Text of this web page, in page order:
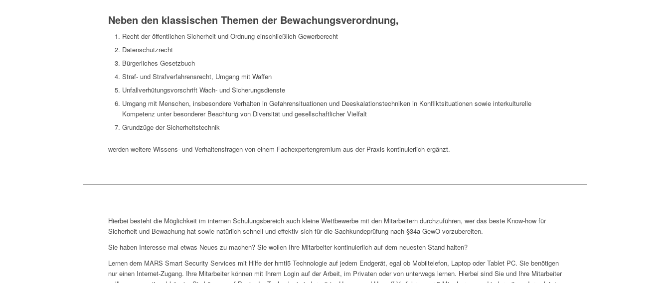
Neben den klassischen Themen der Bewachungsverordnung,
Recht der öffentlichen Sicherheit und Ordnung einschließlich Gewerberecht
Datenschutzrecht
Bürgerliches Gesetzbuch
Straf- und Strafverfahrensrecht, Umgang mit Waffen
Unfallverhütungsvorschrift Wach- und Sicherungsdienste
Umgang mit Menschen, insbesondere Verhalten in Gefahrensituationen und Deeskalationstechniken in Konfliktsituationen sowie interkulturelle
Kompetenz unter besonderer Beachtung von Diversität und gesellschaftlicher Vielfalt
Grundzüge der Sicherheitstechnik
werden weitere Wissens- und Verhaltensfragen von einem Fachexpertengremium aus der Praxis kontinuierlich ergänzt.
Hierbei besteht die Möglichkeit im internen Schulungsbereich auch kleine Wettbewerbe mit den Mitarbeitern durchzuführen, wer das beste Know-how für
Sicherheit und Bewachung hat sowie natürlich schnell und effektiv sich für die Sachkundeprüfung nach §34a GewO vorzubereiten.
Sie haben Interesse mal etwas Neues zu machen? Sie wollen Ihre Mitarbeiter kontinuierlich auf dem neuesten Stand halten?
Lernen dem MARS Smart Security Services mit Hilfe der hmtl5 Technologie auf jedem Endgerät, egal ob Mobiltelefon, Laptop oder Tablet PC. Sie benötigen
nur einen Internet-Zugang. Ihre Mitarbeiter können mit Ihrem Login auf der Arbeit, im Privaten oder von unterwegs lernen. Hierbei sind Sie und Ihre Mitarbeiter